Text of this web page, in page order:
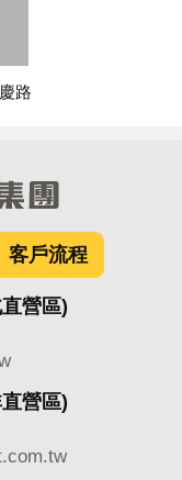
路
客戶流程
營區)
營區)